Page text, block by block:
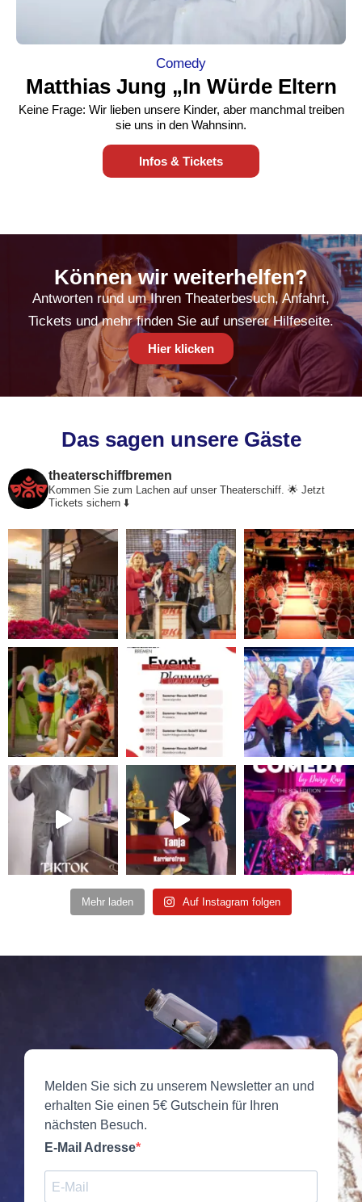
Comedy
Matthias Jung „In Würde Eltern
Keine Frage: Wir lieben unsere Kinder, aber manchmal treiben
sie uns in den Wahnsinn.
Infos & Tickets
Können wir weiterhelfen?
Antworten rund um Ihren Theaterbesuch, Anfahrt,
Tickets und mehr finden Sie auf unserer Hilfeseite.
Hier klicken
Das sagen unsere Gäste
theaterschiffbremen
Kommen Sie zum Lachen auf unser Theaterschiff. 🌟 Jetzt
Tickets sichern ⬇️
Mehr laden Auf Instagram folgen
Melden Sie sich zu unserem Newsletter an und
erhalten Sie einen 5€ Gutschein für Ihren
nächsten Besuch.
E-Mail Adresse